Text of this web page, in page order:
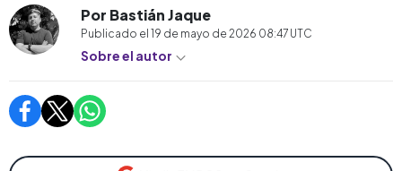
Por Bastián Jaque
Publicado el 19 de mayo de 2026 08:47 UTC
Sobre el autor